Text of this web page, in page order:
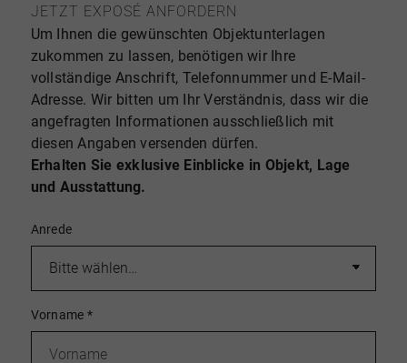
JETZT EXPOSÉ ANFORDERN
Um Ihnen die gewünschten Objektunterlagen
zukommen zu lassen, benötigen wir Ihre
vollständige Anschrift, Telefonnummer und E-Mail-
Adresse. Wir bitten um Ihr Verständnis, dass wir die
angefragten Informationen ausschließlich mit
diesen Angaben versenden dürfen.
Erhalten Sie exklusive Einblicke in Objekt, Lage
und Ausstattung.
Anrede
Vorname *